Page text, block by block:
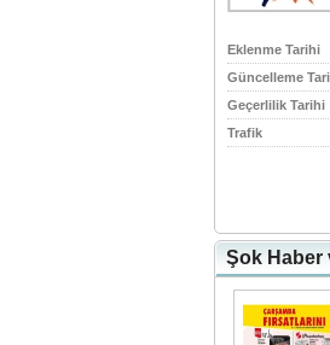
Eklenme Tarihi
Güncelleme
Geçerlilik Tarihi
Trafik
Şok Haber